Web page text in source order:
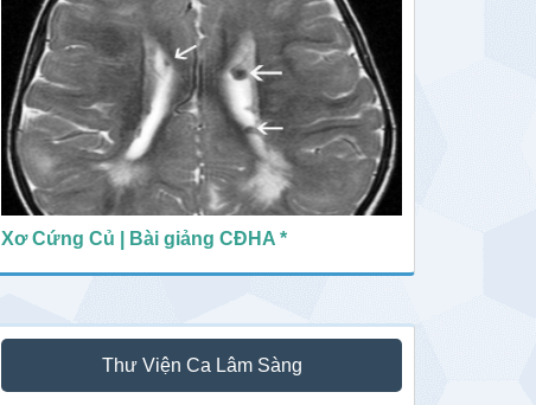
Xơ Cứng Củ | Bài giảng CĐHA *
Thư Viện Ca Lâm Sàng